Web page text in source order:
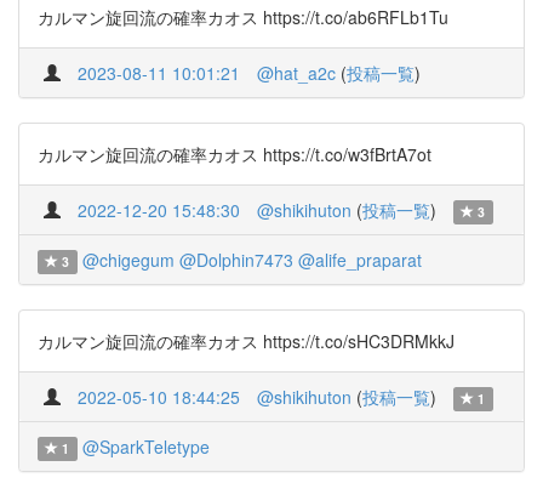
カルマン旋回流の確率カオス https://t.co/ab6RFLb1Tu
2023-08-11 10:01:21 @hat_a2c (投稿一覧)
カルマン旋回流の確率カオス https://t.co/w3fBrtA7ot
2022-12-20 15:48:30 @shikihuton (投稿一覧) 3
3 @chigegum @Dolphin7473 @alife_praparat
カルマン旋回流の確率カオス https://t.co/sHC3DRMkkJ
2022-05-10 18:44:25 @shikihuton (投稿一覧) 1
1 @SparkTeletype